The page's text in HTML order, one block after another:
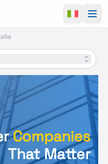
Companies
That Matter